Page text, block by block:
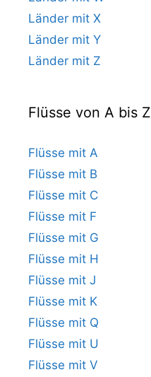
Länder mit X
Länder mit Y
Länder mit Z
Flüsse von A bis Z
Flüsse mit A
Flüsse mit B
Flüsse mit C
Flüsse mit F
Flüsse mit G
Flüsse mit H
Flüsse mit J
Flüsse mit K
Flüsse mit Q
Flüsse mit U
Flüsse mit V